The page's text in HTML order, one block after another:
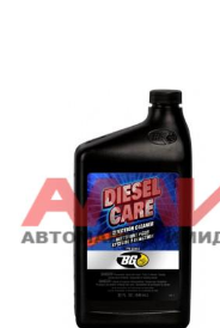
БЫСТРЫЙ ПРОСМОТР